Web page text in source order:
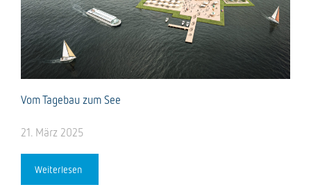
Vom Tagebau zum See
21. März 2025
Weiterlesen